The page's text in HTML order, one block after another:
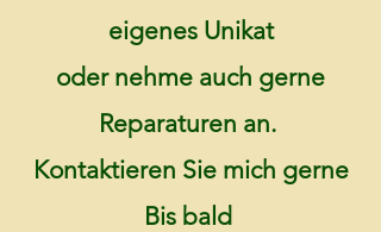
eigenes Unikat
oder nehme auch gerne
Reparaturen an.
Kontaktieren Sie mich gerne
Bis bald